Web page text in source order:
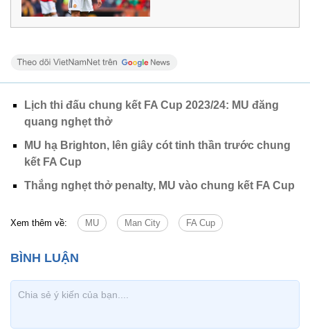
Lịch thi đấu chung kết FA Cup 2023/24: MU đăng
quang nghẹt thở
MU hạ Brighton, lên giây cót tinh thần trước chung
kết FA Cup
Thắng nghẹt thở penalty, MU vào chung kết FA Cup
Xem thêm về: MU Man City FA Cup